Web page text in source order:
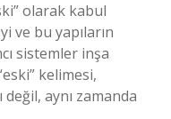
olarak kabul
ve bu yapıların
sistemler inşa
kelimesi,
değil, aynı zamanda